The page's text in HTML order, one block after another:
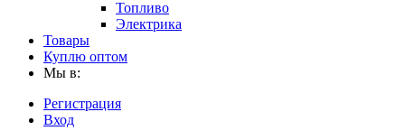
Топливо
Электрика
Товары
Куплю оптом
Мы в:
Регистрация
Вход